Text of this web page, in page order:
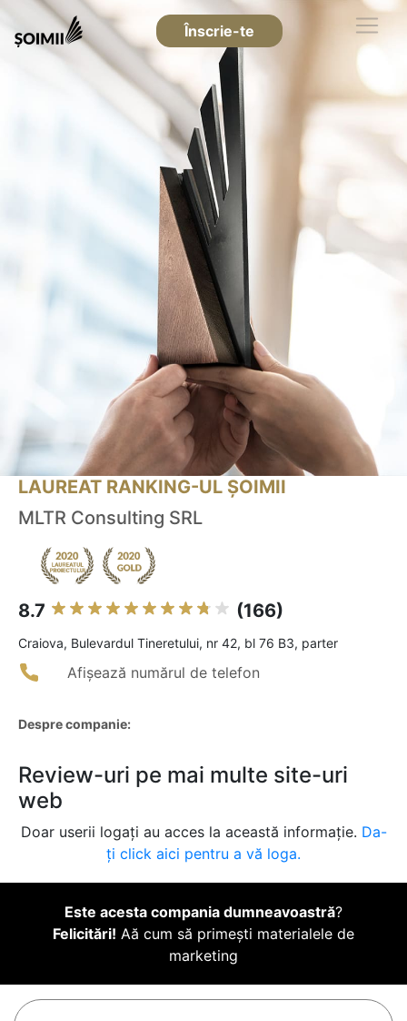
Înscrie-te
LAUREAT RANKING-UL ȘOIMII
MLTR Consulting SRL
8.7 (166)
Craiova, Bulevardul Tineretului, nr 42, bl 76 B3, parter
Afișează numărul de telefon
Despre companie:
Review-uri pe mai multe site-uri
web
Doar userii logați au acces la această informație. Da-
ți click aici pentru a vă loga.
Este acesta compania dumneavoastră?
Felicitări! Aă cum să primești materialele de
marketing